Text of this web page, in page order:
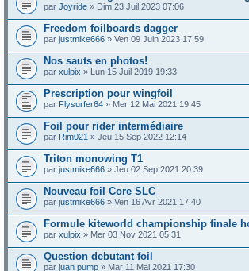
par Joyride » Dim 23 Juil 2023 07:06
Freedom foilboards dagger
par justmike666 » Ven 09 Juin 2023 17:59
Nos sauts en photos!
par xulpix » Lun 15 Juil 2019 19:33
Prescription pour wingfoil
par Flysurfer64 » Mer 12 Mai 2021 19:45
Foil pour rider intermédiaire
par Rim021 » Jeu 15 Sep 2022 12:14
Triton monowing T1
par justmike666 » Jeu 02 Sep 2021 20:39
Nouveau foil Core SLC
par justmike666 » Ven 16 Avr 2021 17:40
Formule kiteworld championship finale
par xulpix » Mer 03 Nov 2021 05:31
Question debutant foil
par juan pump » Mar 11 Mai 2021 17:30